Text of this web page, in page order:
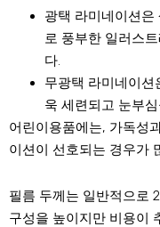
광택 라미네이션은
로 풍부한 일러스
다.
무광택 라미네이션
욱 세련되고 눈부
어린이용품에는, 가독성
이션이 선호되는 경우가
필름 두께는 일반적으로
구성을 높이지만 비용이